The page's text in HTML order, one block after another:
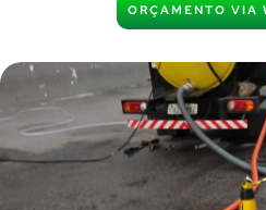
ORÇAMENTO VIA